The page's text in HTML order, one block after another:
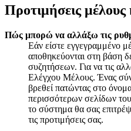
Προτιμήσεις μέλους
Πώς μπορώ να αλλάξω τις
Εάν είστε εγγεγραμμένο
αποθηκεύονται στη βάση
συζητήσεων. Για να τις
Ελέγχου Μέλους. Ένας
βρεθεί πατώντας στο
περισσότερων σελίδων
το σύστημα θα σας
τις προτιμήσεις σας.